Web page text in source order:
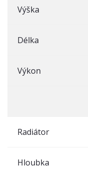
Výška
Délka
Výkon
Radiátor
Hloubka